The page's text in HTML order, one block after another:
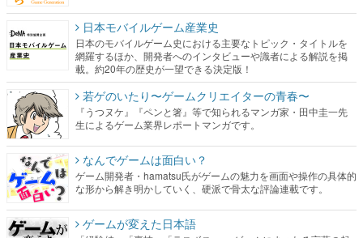
日本モバイルゲーム産業史
日本のモバイルゲーム史における主要なトピック・タイトルを
網羅するほか、開発者へのインタビューや識者による解説を掲
載。約20年の歴史が一望できる決定版！
若ゲのいたり〜ゲームクリエイターの青春〜
『うつヌケ』『ペンと箸』等で知られるマンガ家・田中圭一先
生によるゲーム業界レポートマンガです。
なんでゲームは面白い？
ゲーム開発者・hamatsu氏がゲームの魅力を画面や操作の具体的
な形から解き明かしていく、硬派で骨太な評論連載です。
ゲームが変えた日本語